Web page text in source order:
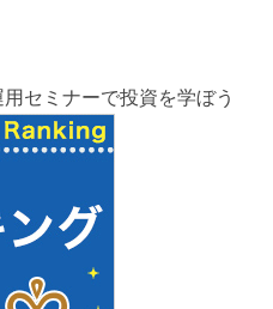
セミナーで投資を学ぼう